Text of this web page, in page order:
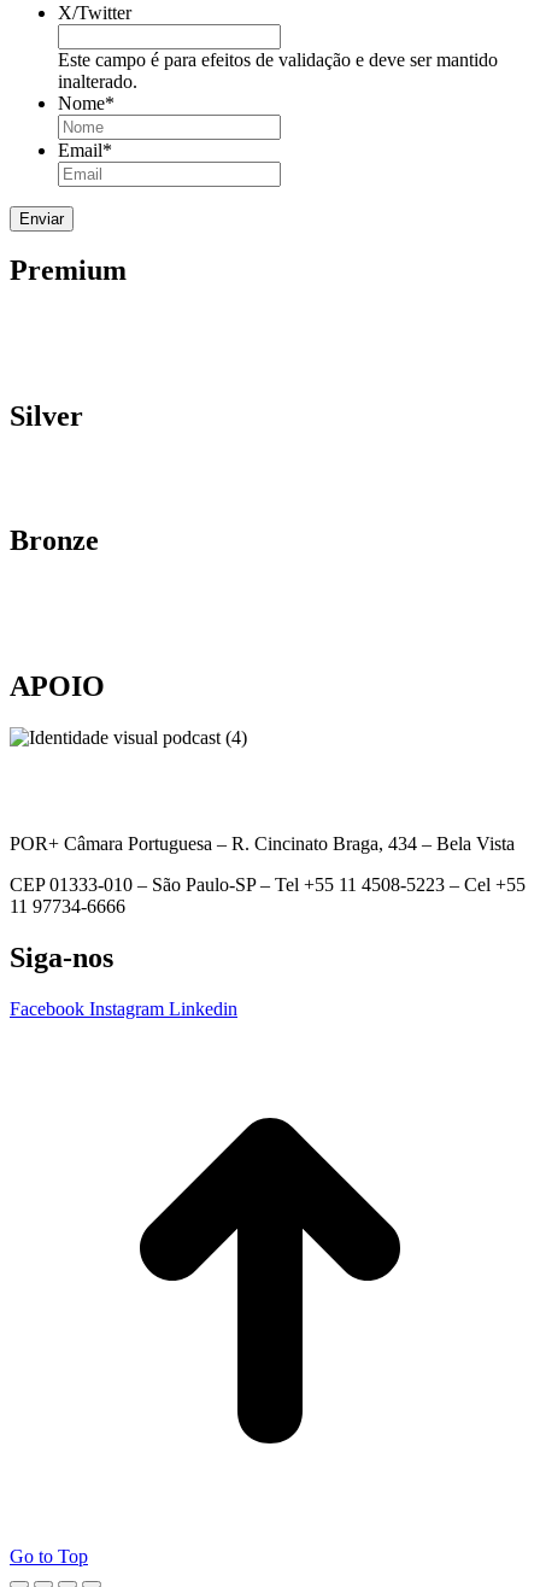
X/Twitter
Este campo é para efeitos de validação e deve ser mantido
inalterado.
Nome*
Email*
Premium
Silver
Bronze
APOIO
POR+ Câmara Portuguesa – R. Cincinato Braga, 434 – Bela Vista
CEP 01333-010 – São Paulo-SP – Tel +55 11 4508-5223 – Cel +55
11 97734-6666
Siga-nos
Facebook Instagram Linkedin
Go to Top